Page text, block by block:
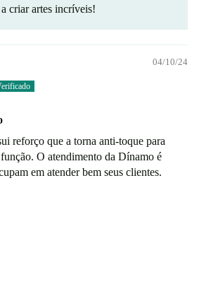
criar artes incríveis!
04/10/24
reforço que a torna anti-toque para
O atendimento da Dínamo é
em atender bem seus clientes.